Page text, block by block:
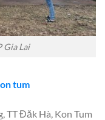
Gia Lai
tum
TT Đăk Hà, Kon Tum